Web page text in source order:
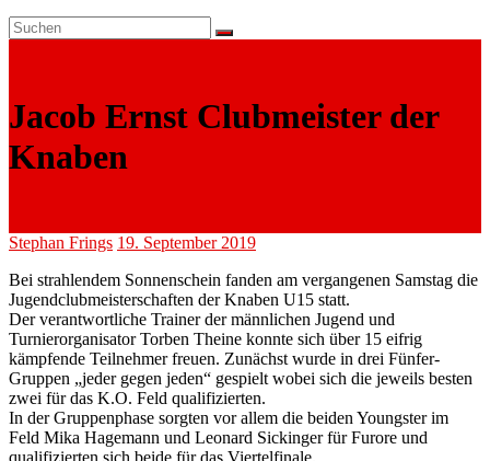
Jacob Ernst Clubmeister der
Knaben
Stephan Frings 19. September 2019
Bei strahlendem Sonnenschein fanden am vergangenen Samstag die
Jugendclubmeisterschaften der Knaben U15 statt.
Der verantwortliche Trainer der männlichen Jugend und
Turnierorganisator Torben Theine konnte sich über 15 eifrig
kämpfende Teilnehmer freuen. Zunächst wurde in drei Fünfer-
Gruppen „jeder gegen jeden“ gespielt wobei sich die jeweils besten
zwei für das K.O. Feld qualifizierten.
In der Gruppenphase sorgten vor allem die beiden Youngster im
Feld Mika Hagemann und Leonard Sickinger für Furore und